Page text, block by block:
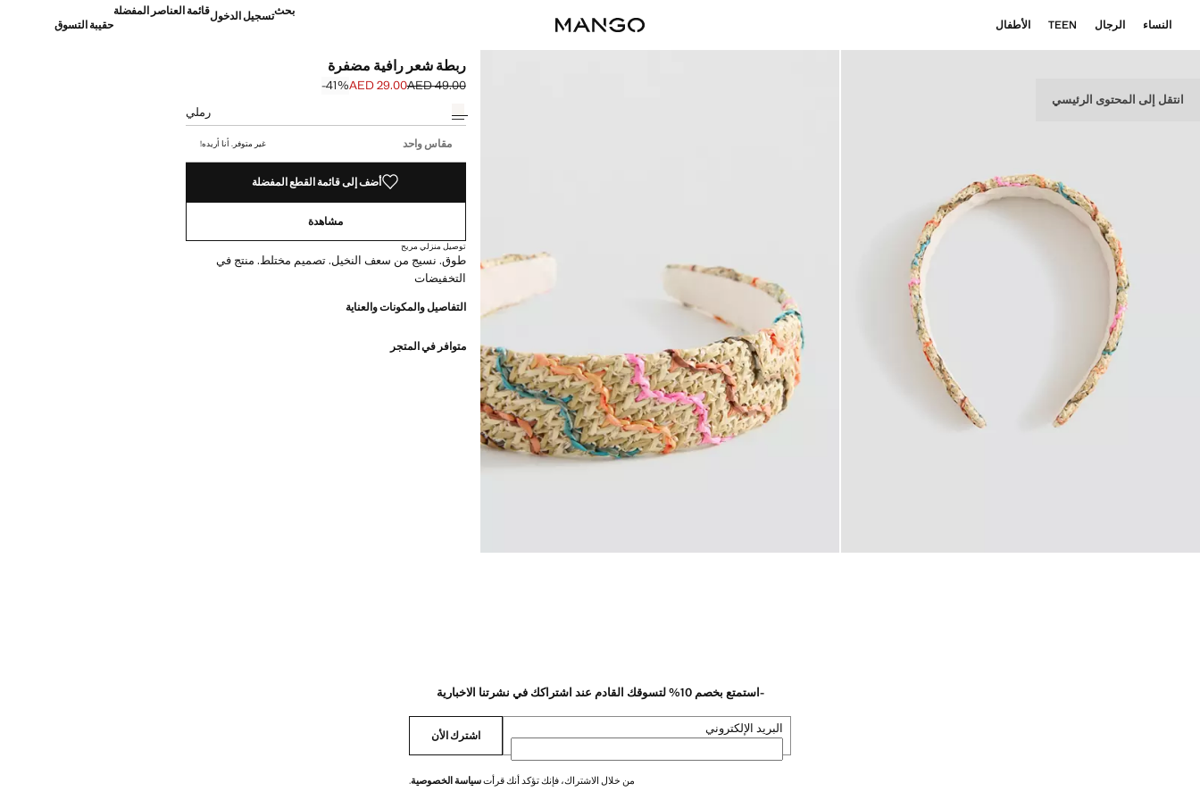
انتقل إلى المحتوى الرئيسي
النساء الرجال TEEN الأطفال
بحثتسجيل الدخولقائمة العناصر المفضلة
حقيبة التسوق
ربطة شعر رافية مضفرة
السعر الأول محذوف [AED 49.00 ]
AED 49.00
السعر الحالي [AED 29.00 ]AED 29.00
‎-41‎%‎
رملي
مقاس واحد غير متوفر. أنا أريده!
أضف إلى قائمة القطع المفضلة
مشاهدة
توصيل منزلي مريح
طوق. نسيج من سعف النخيل. تصميم مختلط. منتج في
التخفيضات
التفاصيل والمكونات والعناية
متوافر في المتجر
-استمتع بخصم 10% لتسوقك القادم عند اشتراكك في نشرتنا الاخبارية
البريد الإلكتروني اشترك الأن
من خلال الاشتراك، فإنك تؤكد أنك قرأتسياسة الخصوصية.